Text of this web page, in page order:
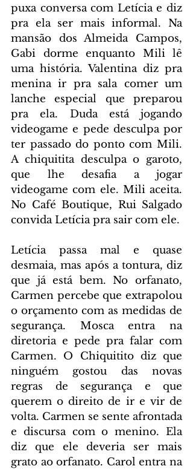
puxa conversa com Letícia e diz
pra ela ser mais informal. Na
mansão dos Almeida Campos,
Gabi dorme enquanto Mili lê
uma história. Valentina diz pra
menina ir pra sala comer um
lanche especial que preparou
pra ela. Duda está jogando
videogame e pede desculpa por
ter passado do ponto com Mili.
A chiquitita desculpa o garoto,
que lhe desafia a jogar
videogame com ele. Mili aceita.
No Café Boutique, Rui Salgado
convida Letícia pra sair com ele.
Letícia passa mal e quase
desmaia, mas após a tontura, diz
que já está bem. No orfanato,
Carmen percebe que extrapolou
o orçamento com as medidas de
segurança. Mosca entra na
diretoria e pede pra falar com
Carmen. O Chiquitito diz que
ninguém gostou das novas
regras de segurança e que
querem o direito de ir e vir de
volta. Carmen se sente afrontada
e discursa com o menino. Ela
diz que ele deveria ser mais
grato ao orfanato. Carol entra na